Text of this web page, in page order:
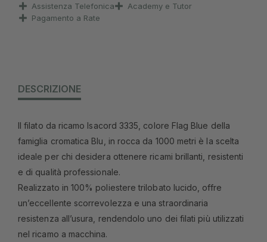
Assistenza Telefonica
Academy e Tutor
Pagamento a Rate
DESCRIZIONE
Il filato da ricamo Isacord 3335, colore Flag Blue della
famiglia cromatica Blu, in rocca da 1000 metri è la scelta
ideale per chi desidera ottenere ricami brillanti, resistenti
e di qualità professionale.
Realizzato in 100% poliestere trilobato lucido, offre
un’eccellente scorrevolezza e una straordinaria
resistenza all’usura, rendendolo uno dei filati più utilizzati
nel ricamo a macchina.